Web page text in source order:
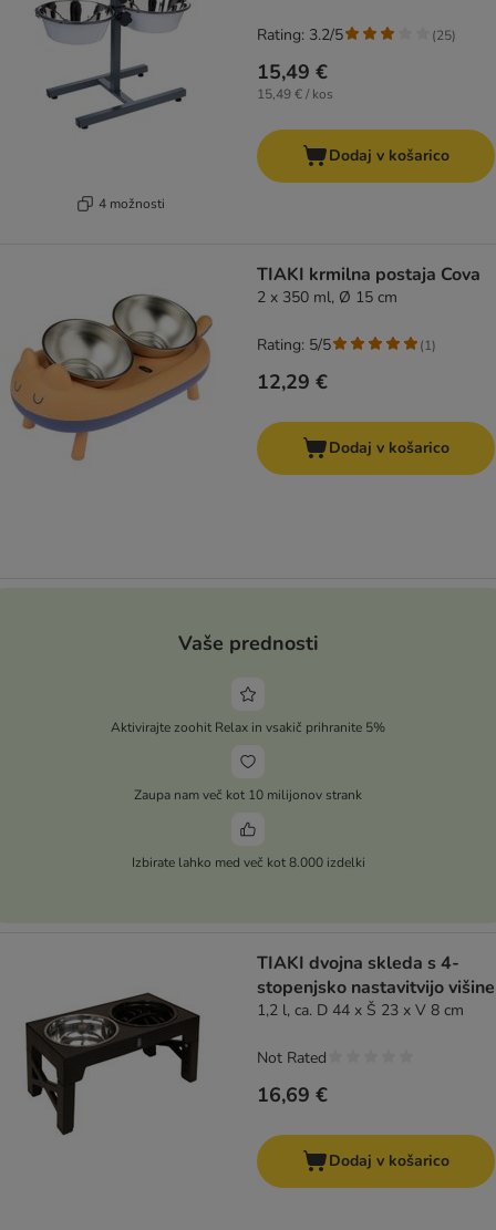
4 možnosti
15,49 €
15,49 € / kos
Rating: 3.2/5 (25)
Dodaj v košarico
TIAKI krmilna postaja Cova
2 x 350 ml, Ø 15 cm
12,29 €
Rating: 5/5 (1)
Dodaj v košarico
Vaše prednosti
Aktivirajte zoohit Relax in vsakič prihranite 5%
Zaupa nam več kot 10 milijonov strank
Izbirate lahko med več kot 8.000 izdelki
TIAKI dvojna skleda s 4-
stopenjsko nastavitvijo višine
1,2 l, ca. D 44 x Š 23 x V 8 cm
16,69 €
Not Rated
Dodaj v košarico